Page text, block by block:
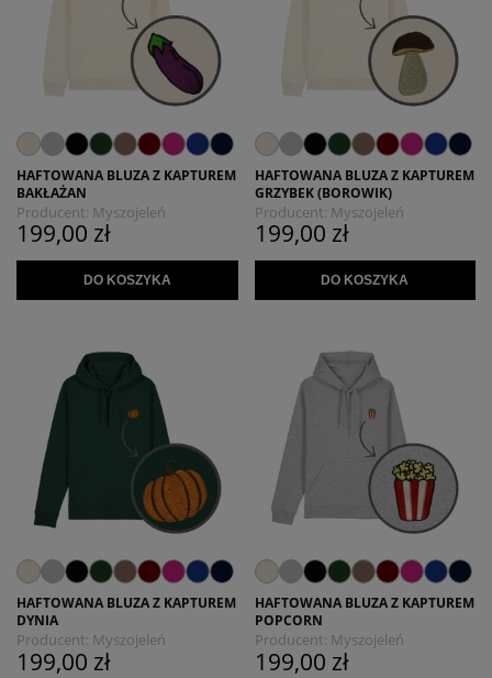
HAFTOWANA BLUZA Z KAPTUREM
BAKŁAŻAN
Producent: Myszojeleń
199,00 zł
DO KOSZYKA
HAFTOWANA BLUZA Z KAPTUREM
GRZYBEK (BOROWIK)
Producent: Myszojeleń
199,00 zł
DO KOSZYKA
HAFTOWANA BLUZA Z KAPTUREM
DYNIA
Producent: Myszojeleń
199,00 zł
HAFTOWANA BLUZA Z KAPTUREM
POPCORN
Producent: Myszojeleń
199,00 zł